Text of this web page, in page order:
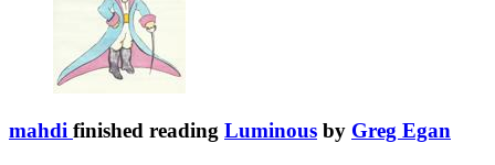
mahdi finished reading Luminous by Greg Egan